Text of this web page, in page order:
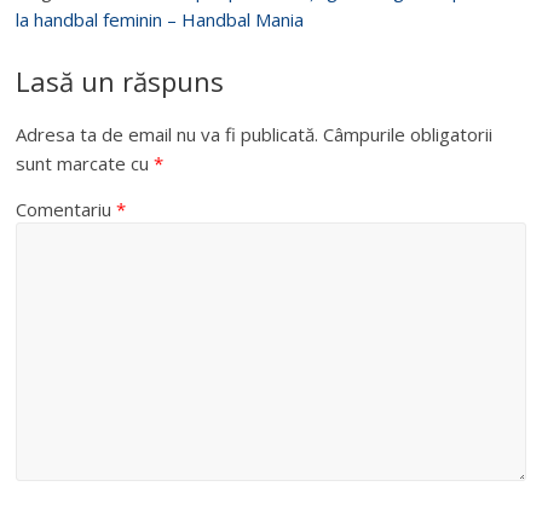
la handbal feminin – Handbal Mania
Lasă un răspuns
Adresa ta de email nu va fi publicată. Câmpurile obligatorii
sunt marcate cu*
Comentariu*